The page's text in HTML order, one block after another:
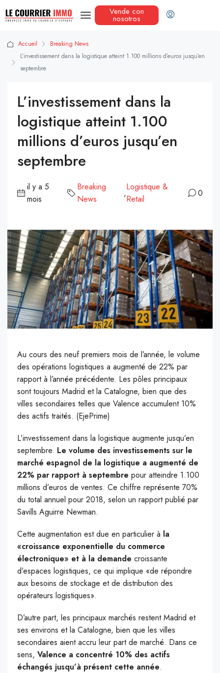
Vende con
nosotros
Accueil
Breaking News
L’investissement dans la logistique atteint 1.100 millions d’euros jusqu’en
septembre
L’investissement dans la
logistique atteint 1.100
millions d’euros jusqu’en
septembre
il y a 5
mois
Breaking
News
,
Logistique &
Retail
0
Au cours des neuf premiers mois de l’année, le volume
des opérations logistiques a augmenté de 22% par
rapport à l’année précédente. Les pôles principaux
sont toujours Madrid et la Catalogne, bien que des
villes secondaires telles que Valence accumulent 10%
des actifs traités. (EjePrime)
L’investissement dans la logistique augmente jusqu’en
septembre. Le volume des investissements sur le
marché espagnol de la logistique a augmenté de
22% par rapport à septembre pour atteindre 1.100
millions d’euros de ventes. Ce chiffre représente 70%
du total annuel pour 2018, selon un rapport publié par
Savills Aguirre Newman.
Cette augmentation est due en particulier à la
«croissance exponentielle du commerce
électronique» et à la demande croissante
d’espaces logistiques, ce qui implique «de répondre
aux besoins de stockage et de distribution des
opérateurs logistiques».
D’autre part, les principaux marchés restent Madrid et
ses environs et la Catalogne, bien que les villes
secondaires aient accru leur part de marché. Dans ce
sens, Valence a concentré 10% des actifs
échangés jusqu’à présent cette année.